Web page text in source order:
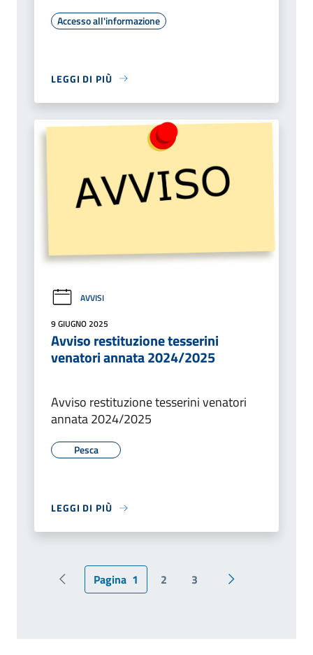
Accesso all'informazione
LEGGI DI PIÙ
AVVISI
9 GIUGNO 2025
Avviso restituzione tesserini
venatori annata 2024/2025
Avviso restituzione tesserini venatori
annata 2024/2025
Pesca
LEGGI DI PIÙ
Pagina precedente
Pagina 1 2 3 Pagina